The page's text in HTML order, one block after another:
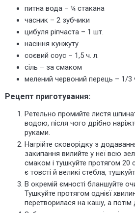
питна вода – ¼ стакана
часник – 2 зубчики
цибуля ріпчаста – 1 шт.
насіння кунжуту
соєвий соус – 1,5 ч. л.
сіль – за смаком
мелений червоний перець – 1/3
Рецепт приготування:
Ретельно промийте листя
водою, після чого дрібно
руками.
Нагрійте сковорідку з
закипання вилийте у неї всю
смаком і тушкуйте протягом 20
є товсті й великі стебла,
В окремій ємності бланшуйте
Тушкуйте протягом однієї
перетворилася на кашу, а потім